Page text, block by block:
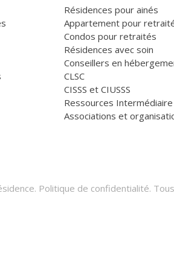
Résidences pour ainés
Appartement pour
Condos pour retraités
Résidences avec soin
Conseillers en
CLSC
CISSS et CIUSSS
Ressources Intermédiaire
Associations et
Politique de confidentialité.